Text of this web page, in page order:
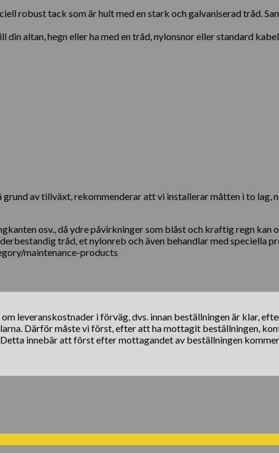
robust tack som är hult med en stark och galvaniserad tråd.
altan, hegn eller ha med en tråd, nylonsnor eller standard
av tillväxt, rekommenderar att vi installerar måtten i to lag,
osv., då ydre påvirkninger som blåst och kraftig regn kan
tråd, et nylonreb och även behandlar med speciella
maintenance-products
leveranskostnader i förväg, dvs. innan beställningen är klar,
Därför måste vi först, efter att ha mottagit beställningen,
innebär att först efter mottagandet av beställningen